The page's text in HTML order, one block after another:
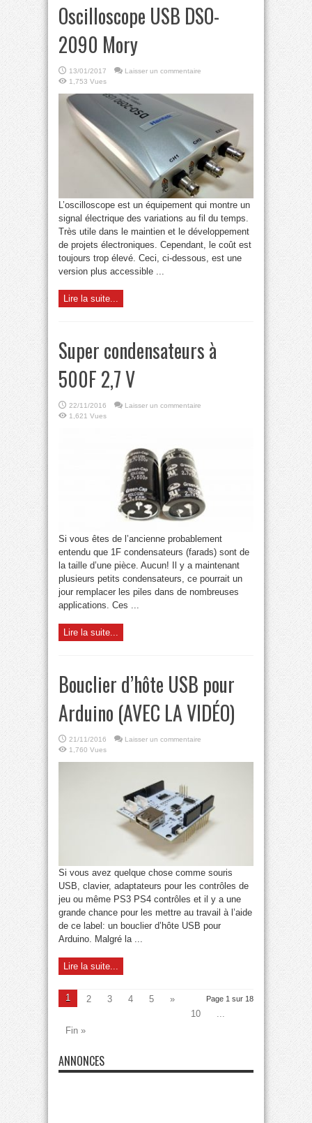
Oscilloscope USB DSO-
2090 Mory
13/01/2017
Laisser un commentaire
1,753 Vues
L’oscilloscope est un équipement qui montre un
signal électrique des variations au fil du temps.
Très utile dans le maintien et le développement
de projets électroniques. Cependant, le coût est
toujours trop élevé. Ceci, ci-dessous, est une
version plus accessible ...
Lire la suite...
Super condensateurs à
500F 2,7 V
22/11/2016
Laisser un commentaire
1,621 Vues
Si vous êtes de l’ancienne probablement
entendu que 1F condensateurs (farads) sont de
la taille d’une pièce. Aucun! Il y a maintenant
plusieurs petits condensateurs, ce pourrait un
jour remplacer les piles dans de nombreuses
applications. Ces ...
Lire la suite...
Bouclier d’hôte USB pour
Arduino (AVEC LA VIDÉO)
21/11/2016
Laisser un commentaire
1,760 Vues
Si vous avez quelque chose comme souris
USB, clavier, adaptateurs pour les contrôles de
jeu ou même PS3 PS4 contrôles et il y a une
grande chance pour les mettre au travail à l’aide
de ce label: un bouclier d’hôte USB pour
Arduino. Malgré la ...
Lire la suite...
Page 1 sur 18
1 2 3 4 5
»
10
...
Fin »
ANNONCES